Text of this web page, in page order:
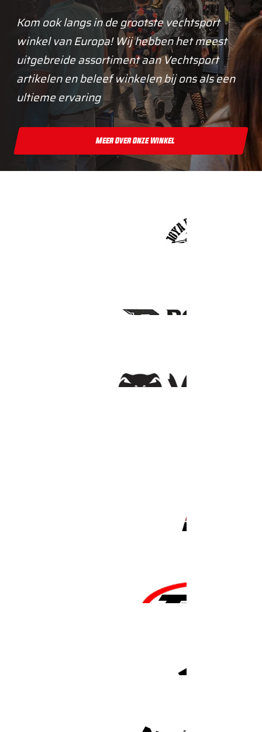
Kom ook langs in de grootste vechtsport
winkel van Europa! Wij hebben het meest
uitgebreide assortiment aan Vechtsport
artikelen en beleef winkelen bij ons als een
ultieme ervaring
Meer Over Onze Winkel